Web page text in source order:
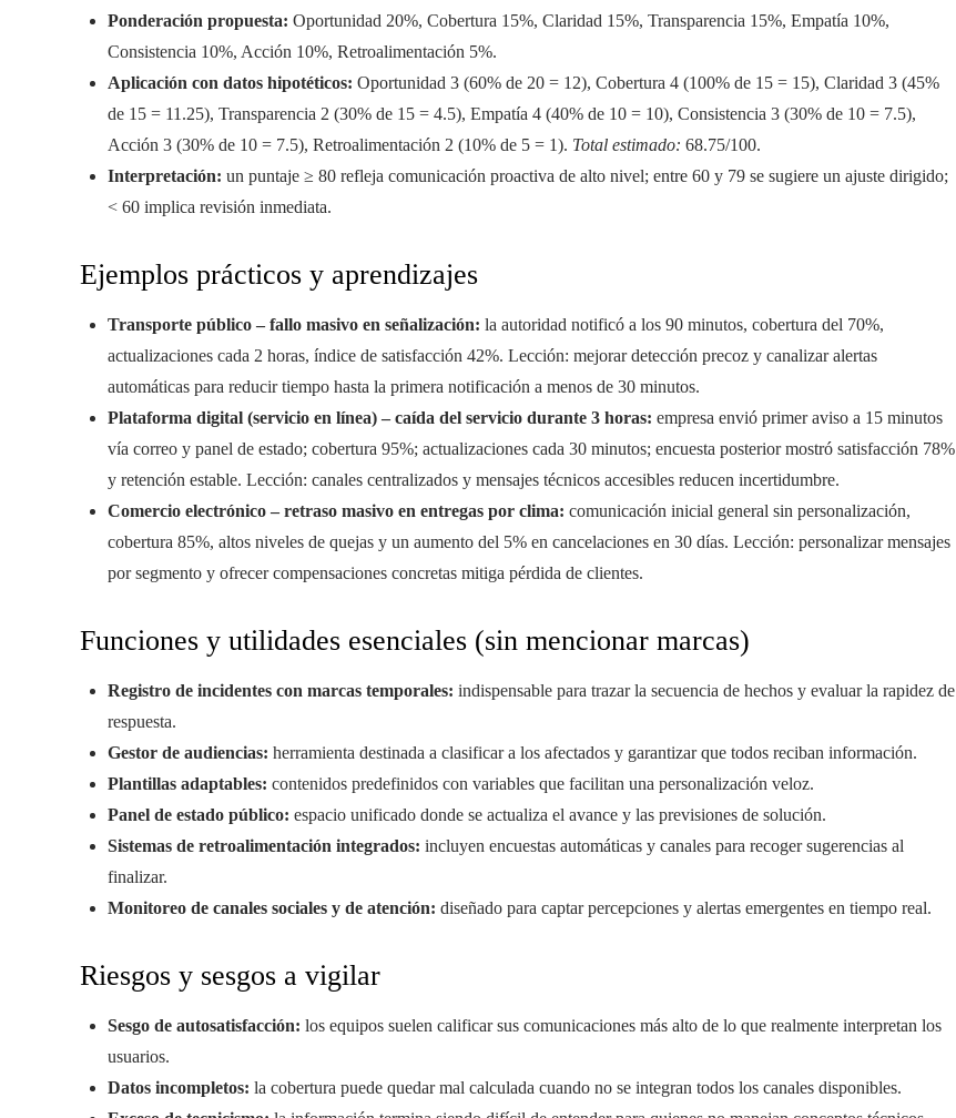
Ponderación propuesta: Oportunidad 20%, Cobertura 15%, Claridad 15%, Transparencia 15%, Empatía 10%,
Consistencia 10%, Acción 10%, Retroalimentación 5%.
Aplicación con datos hipotéticos: Oportunidad 3 (60% de 20 = 12), Cobertura 4 (100% de 15 = 15), Claridad 3 (45%
de 15 = 11.25), Transparencia 2 (30% de 15 = 4.5), Empatía 4 (40% de 10 = 10), Consistencia 3 (30% de 10 = 7.5),
Acción 3 (30% de 10 = 7.5), Retroalimentación 2 (10% de 5 = 1). Total estimado: 68.75/100.
Interpretación: un puntaje ≥ 80 refleja comunicación proactiva de alto nivel; entre 60 y 79 se sugiere un ajuste dirigido;
< 60 implica revisión inmediata.
Ejemplos prácticos y aprendizajes
Transporte público – fallo masivo en señalización: la autoridad notificó a los 90 minutos, cobertura del 70%,
actualizaciones cada 2 horas, índice de satisfacción 42%. Lección: mejorar detección precoz y canalizar alertas
automáticas para reducir tiempo hasta la primera notificación a menos de 30 minutos.
Plataforma digital (servicio en línea) – caída del servicio durante 3 horas: empresa envió primer aviso a 15 minutos
vía correo y panel de estado; cobertura 95%; actualizaciones cada 30 minutos; encuesta posterior mostró satisfacción 78%
y retención estable. Lección: canales centralizados y mensajes técnicos accesibles reducen incertidumbre.
Comercio electrónico – retraso masivo en entregas por clima: comunicación inicial general sin personalización,
cobertura 85%, altos niveles de quejas y un aumento del 5% en cancelaciones en 30 días. Lección: personalizar mensajes
por segmento y ofrecer compensaciones concretas mitiga pérdida de clientes.
Funciones y utilidades esenciales (sin mencionar marcas)
Registro de incidentes con marcas temporales: indispensable para trazar la secuencia de hechos y evaluar la rapidez de
respuesta.
Gestor de audiencias: herramienta destinada a clasificar a los afectados y garantizar que todos reciban información.
Plantillas adaptables: contenidos predefinidos con variables que facilitan una personalización veloz.
Panel de estado público: espacio unificado donde se actualiza el avance y las previsiones de solución.
Sistemas de retroalimentación integrados: incluyen encuestas automáticas y canales para recoger sugerencias al
finalizar.
Monitoreo de canales sociales y de atención: diseñado para captar percepciones y alertas emergentes en tiempo real.
Riesgos y sesgos a vigilar
Sesgo de autosatisfacción: los equipos suelen calificar sus comunicaciones más alto de lo que realmente interpretan los
usuarios.
Datos incompletos: la cobertura puede quedar mal calculada cuando no se integran todos los canales disponibles.